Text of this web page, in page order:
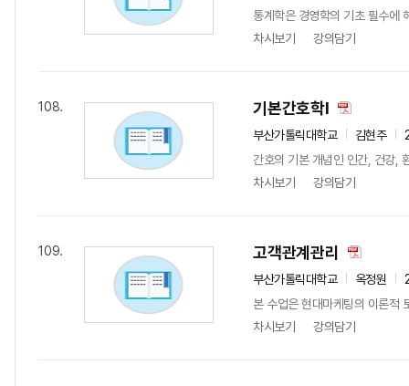
통계학은 경영학의 기초 필수에
차시보기
강의담기
108. 기본간호학I
부산가톨릭대학교 김현주
간호의 기본 개념인 인간, 건강,
차시보기
강의담기
109. 고객관계관리
부산가톨릭대학교 옥정원
본 수업은 현대마케팅의 이론적
차시보기
강의담기